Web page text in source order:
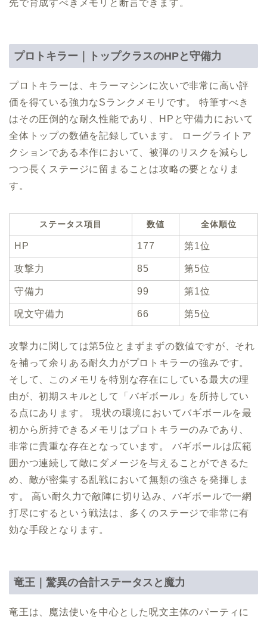
先で育成すべきメモリと断言できます。
プロトキラー｜トップクラスのHPと守備力
プロトキラーは、キラーマシンに次いで非常に高い評
価を得ている強力なSランクメモリです。 特筆すべき
はその圧倒的な耐久性能であり、HPと守備力において
全体トップの数値を記録しています。 ローグライトア
クションである本作において、被弾のリスクを減らし
つつ長くステージに留まることは攻略の要となりま
す。
ステータス項目 数値 全体順位
HP 177 第1位
攻撃力 85 第5位
守備力 99 第1位
呪文守備力 66 第5位
攻撃力に関しては第5位とまずまずの数値ですが、それ
を補って余りある耐久力がプロトキラーの強みです。
そして、このメモリを特別な存在にしている最大の理
由が、初期スキルとして「バギボール」を所持してい
る点にあります。 現状の環境においてバギボールを最
初から所持できるメモリはプロトキラーのみであり、
非常に貴重な存在となっています。 バギボールは広範
囲かつ連続して敵にダメージを与えることができるた
め、敵が密集する乱戦において無類の強さを発揮しま
す。 高い耐久力で敵陣に切り込み、バギボールで一網
打尽にするという戦法は、多くのステージで非常に有
効な手段となります。
竜王｜驚異の合計ステータスと魔力
竜王は、魔法使いを中心とした呪文主体のパーティに